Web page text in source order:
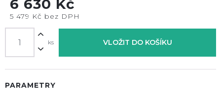
6 630 Kč
5 479 Kč bez DPH
ks VLOŽIT DO KOŠÍKU
PARAMETRY